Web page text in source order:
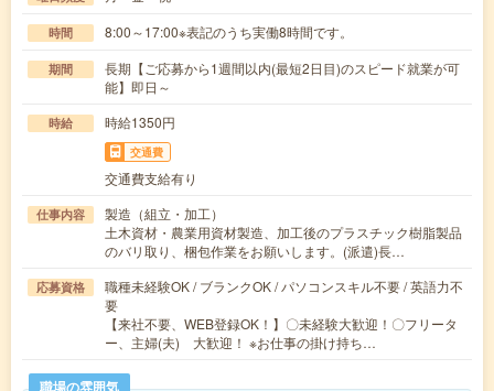
時間 8:00～17:00※表記のうち実働8時間です。
期間
長期【ご応募から1週間以内(最短2日目)のスピード就業が可
能】即日～
時給 時給1350円
交通費
交通費支給有り
仕事内容
製造（組立・加工）
土木資材・農業用資材製造、加工後のプラスチック樹脂製品
のバリ取り、梱包作業をお願いします。(派遣)長…
応募資格
職種未経験OK / ブランクOK / パソコンスキル不要 / 英語力不
要
【来社不要、WEB登録OK！】〇未経験大歓迎！〇フリータ
ー、主婦(夫) 大歓迎！ ※お仕事の掛け持ち…
職場の雰囲気